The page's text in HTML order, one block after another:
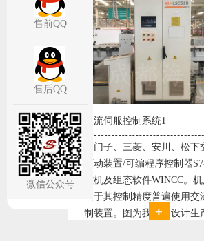
流伺服
300/工
行业
交流伺服控制系统2
西门子、三菱、安川、松下
驱动装置/可编程序控制器
控机及组态软件WINCC。
由于其控制精度普遍使用交
制装置。图为我公司设计生
售前QQ
售后QQ
微信公众号